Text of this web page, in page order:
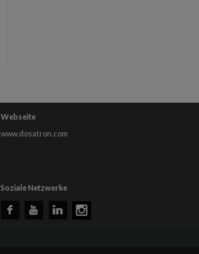
Webseite
www.dosatron.com
Soziale Netzwerke